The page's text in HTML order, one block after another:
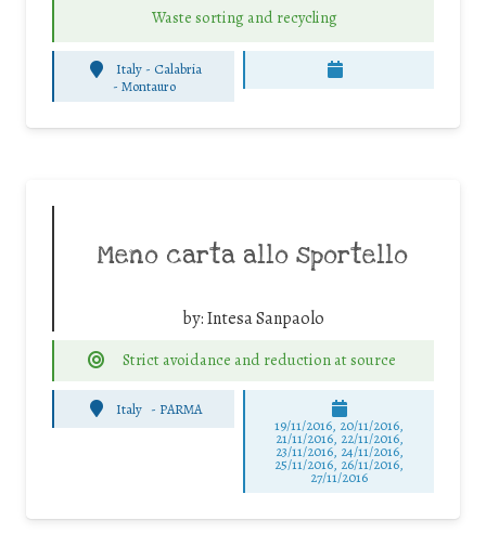
Waste sorting and recycling
Italy - Calabria
- Montauro
Meno carta allo sportello
by:Intesa Sanpaolo
Strict avoidance and reduction at source
Italy - PARMA
19/11/2016, 20/11/2016,
21/11/2016, 22/11/2016,
23/11/2016, 24/11/2016,
25/11/2016, 26/11/2016,
27/11/2016